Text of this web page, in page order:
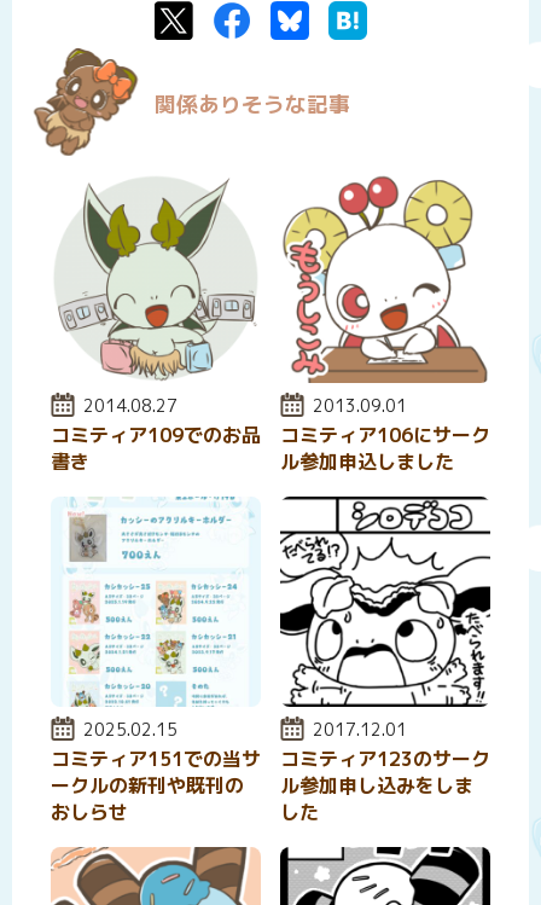
TwitterFacebookBluesky
関係ありそうな記事
投稿日:
2014.08.27
コミティア109でのお品
書き
投稿日:
2013.09.01
コミティア106にサーク
ル参加申込しました
投稿日:
2025.02.15
コミティア151での当サ
ークルの新刊や既刊の
おしらせ
投稿日:
2017.12.01
コミティア123のサーク
ル参加申し込みをしま
した